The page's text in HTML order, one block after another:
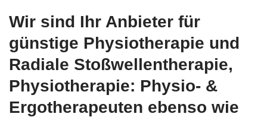
Wir sind Ihr Anbieter für
günstige Physiotherapie und
Radiale Stoßwellentherapie,
Physiotherapie: Physio- &
Ergotherapeuten ebenso wie